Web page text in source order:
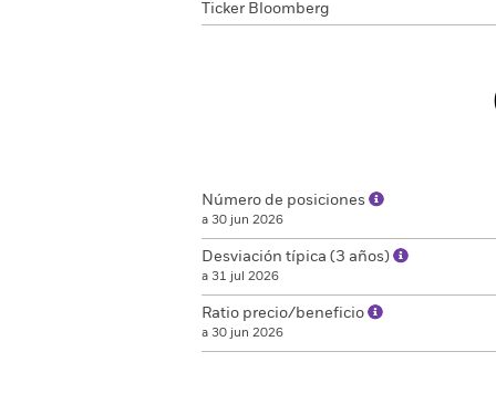
Ticker Bloomberg
Número de posiciones
a 30 jun 2026
Desviación típica (3 años)
a 31 jul 2026
Ratio precio/beneficio
a 30 jun 2026